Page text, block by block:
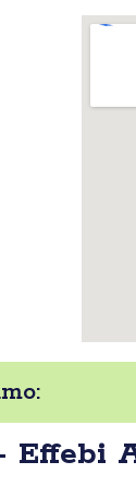
Effebi